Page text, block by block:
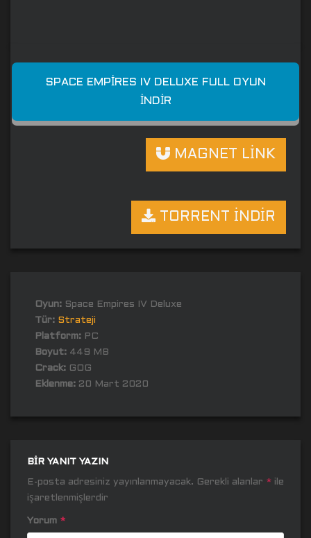
SPACE EMPIRES IV DELUXE FULL OYUN
İNDIR
MAGNET LİNK
TORRENT İNDİR
Oyun: Space Empires IV Deluxe
Tür: Strateji
Platform: PC
Boyut: 449 MB
Crack: GOG
Eklenme: 20 Mart 2020
BIR YANIT YAZIN
E-posta adresiniz yayınlanmayacak. Gerekli alanlar * ile
işaretlenmişlerdir
Yorum *